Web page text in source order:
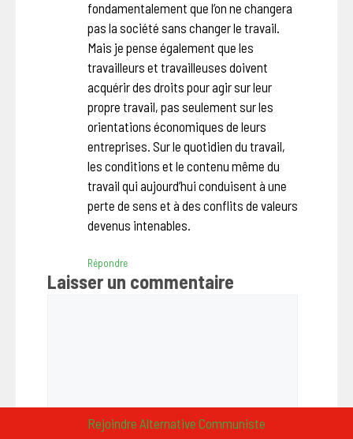
Rejoindre Alternative Communiste
fondamentalement que l’on ne changera
pas la société sans changer le travail.
Mais je pense également que les
travailleurs et travailleuses doivent
acquérir des droits pour agir sur leur
propre travail, pas seulement sur les
orientations économiques de leurs
entreprises. Sur le quotidien du travail,
les conditions et le contenu même du
travail qui aujourd’hui conduisent à une
perte de sens et à des conflits de valeurs
devenus intenables.
Répondre
Laisser un commentaire